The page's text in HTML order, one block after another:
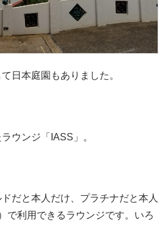
日本庭園もありました。
ウンジ「IASS」。
だと本人だけ、プラチナだと本人
で利用できるラウンジです。いろ